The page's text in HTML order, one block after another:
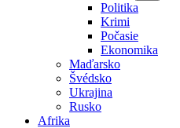
Politika
Krimi
Počasie
Ekonomika
Maďarsko
Švédsko
Ukrajina
Rusko
Afrika